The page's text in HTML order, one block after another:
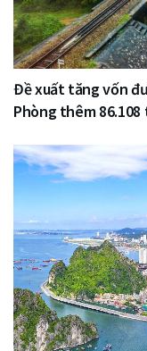
Đề xuất tăng vốn
Phòng thêm